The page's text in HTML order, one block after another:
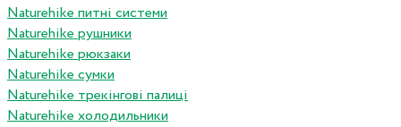
Naturehike питні системи
Naturehike рушники
Naturehike рюкзаки
Naturehike сумки
Naturehike трекінгові палиці
Naturehike холодильники